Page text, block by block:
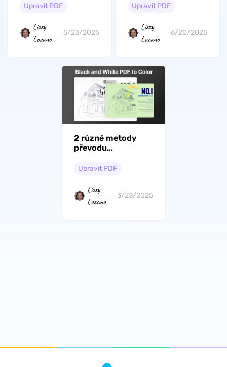
Upravit PDF
Lizzy
Lozano
5/23/2025
Upravit PDF
Lizzy
Lozano
6/20/2025
2 různé metody
převodu
souborů PDF na
Upravit PDF
Lizzy
Lozano
3/23/2025